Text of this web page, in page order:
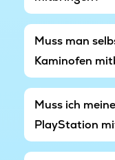
Muss man
Kaminofen
Muss ich
PlayStation